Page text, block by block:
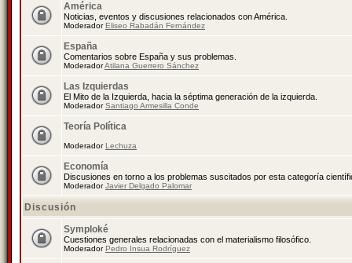
América
Noticias, eventos y discusiones relacionados con América.
ModeradorEliseo Rabadán Fernández
España
Comentarios sobre España y sus problemas.
ModeradorAtilana Guerrero Sánchez
Las Izquierdas
El Mito de la Izquierda, hacia la séptima generación de la izquierda.
ModeradorSantiago Armesilla Conde
Teoría Política
ModeradorLechuza
Economía
Discusiones en torno a los problemas suscitados por esta categoría
ModeradorJavier Delgado Palomar
Discusión
Symploké
Cuestiones generales relacionadas con el materialismo filosófico.
ModeradorPedro Insua Rodríguez